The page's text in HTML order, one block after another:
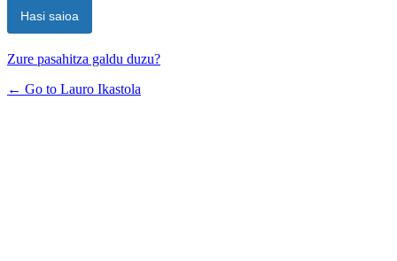
Zure pasahitza galdu duzu?
← Go to Lauro Ikastola